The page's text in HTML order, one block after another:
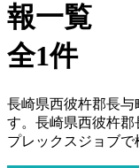
報一覧
全1件
長崎県西彼杵郡長与
す。 長崎県西彼杵郡
プレックスジョブで